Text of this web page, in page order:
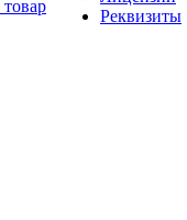
товар
Реквизиты